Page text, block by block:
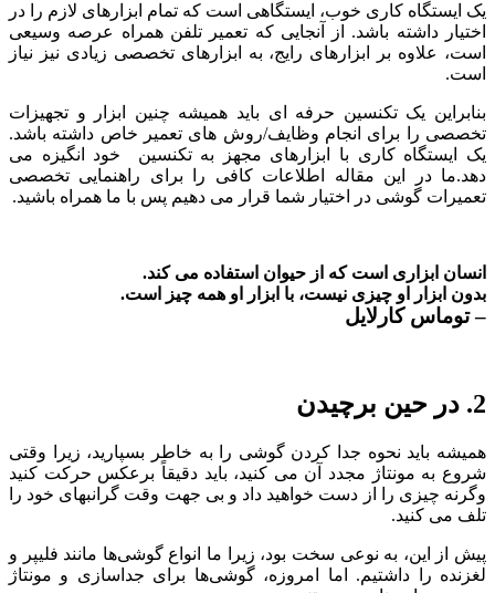
یک ایستگاه کاری خوب، ایستگاهی است که تمام ابزارهای لازم را در
اختیار داشته باشد. از آنجایی که تعمیر تلفن همراه عرصه وسیعی
است، علاوه بر ابزارهای رایج، به ابزارهای تخصصی زیادی نیز نیاز
است.
بنابراین یک تکنسین حرفه ای باید همیشه چنین ابزار و تجهیزات
تخصصی را برای انجام وظایف/روش های تعمیر خاص داشته باشد.
یک ایستگاه کاری با ابزارهای مجهز به تکنسین خود انگیزه می
دهد.ما در این مقاله اطلاعات کافی را برای راهنمایی تخصصی
تعمیرات گوشی در اختیار شما قرار می دهیم پس با ما همراه باشید.
انسان ابزاری است که از حیوان استفاده می کند.
بدون ابزار او چیزی نیست، با ابزار او همه چیز است.
– توماس کارلایل
2. در حین برچیدن
همیشه باید نحوه جدا کردن گوشی را به خاطر بسپارید، زیرا وقتی
شروع به مونتاژ مجدد آن می کنید، باید دقیقاً برعکس حرکت کنید
وگرنه چیزی را از دست خواهید داد و بی جهت وقت گرانبهای خود را
تلف می کنید.
پیش از این، به نوعی سخت بود، زیرا ما انواع گوشی‌ها مانند فلیپر و
لغزنده را داشتیم. اما امروزه، گوشی‌ها برای جداسازی و مونتاژ